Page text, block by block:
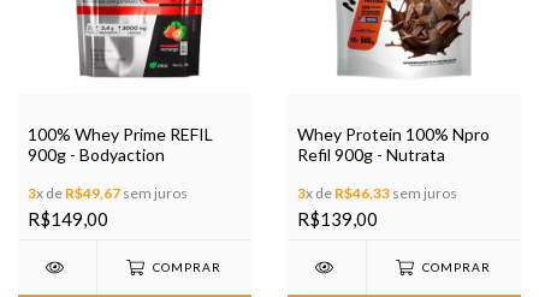
100% Whey Prime REFIL
900g - Bodyaction
3x de R$49,67 sem juros
R$149,00
COMPRAR
Whey Protein 100% Npro
Refil 900g - Nutrata
3x de R$46,33 sem juros
R$139,00
COMPRAR